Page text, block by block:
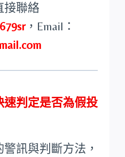
接聯絡
， Email：
速判定是否為假投
訊與判斷方法，